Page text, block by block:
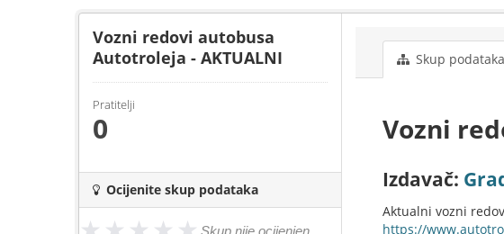
Vozni redovi autobusa
Autotroleja - AKTUALNI
Pratitelji
0
Ocijenite skup podataka
Skup podataka
Vozni
Izdavač:
Aktualni vozni
https://